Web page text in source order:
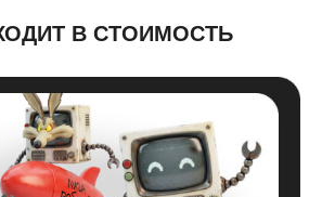
В СТОИМОСТЬ